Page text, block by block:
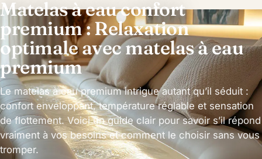
Matelas à eau confort
premium : Relaxation
optimale avec matelas à eau
premium
Le matelas à eau premium intrigue autant qu’il séduit :
confort enveloppant, température réglable et sensation
de flottement. Voici un guide clair pour savoir s’il répond
vraiment à vos besoins et comment le choisir sans vous
tromper.